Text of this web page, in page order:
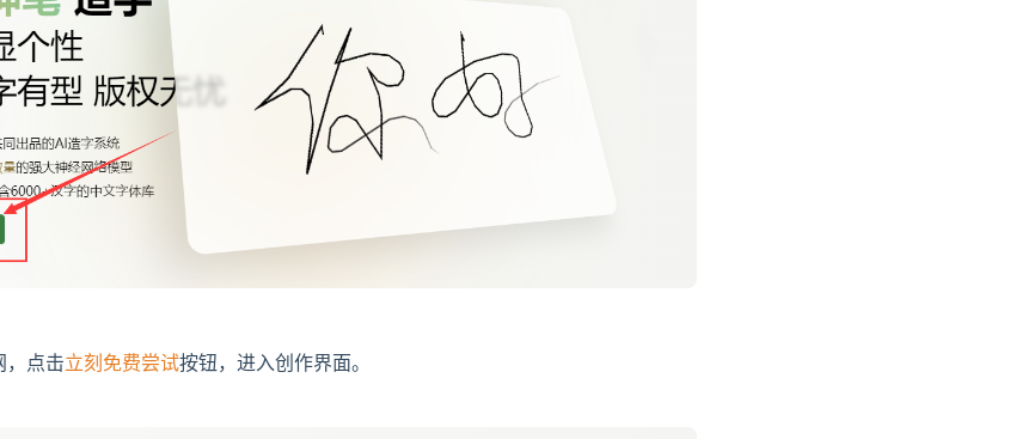
，点击立刻免费尝试按钮，进入创作界面。